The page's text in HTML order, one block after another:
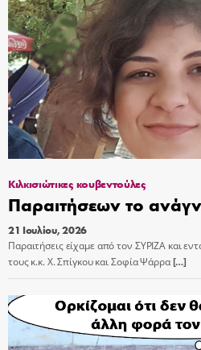
Κιλκισιώτικες κουβεντούλες
Παραιτήσεων το
21 Ιουλίου, 2026
Παραιτήσεις είχαμε από τον ΣΥΡΙΖΑ και
τους κ.κ. Χ. Σπίγκου και Σοφία Ψάρρα[…]